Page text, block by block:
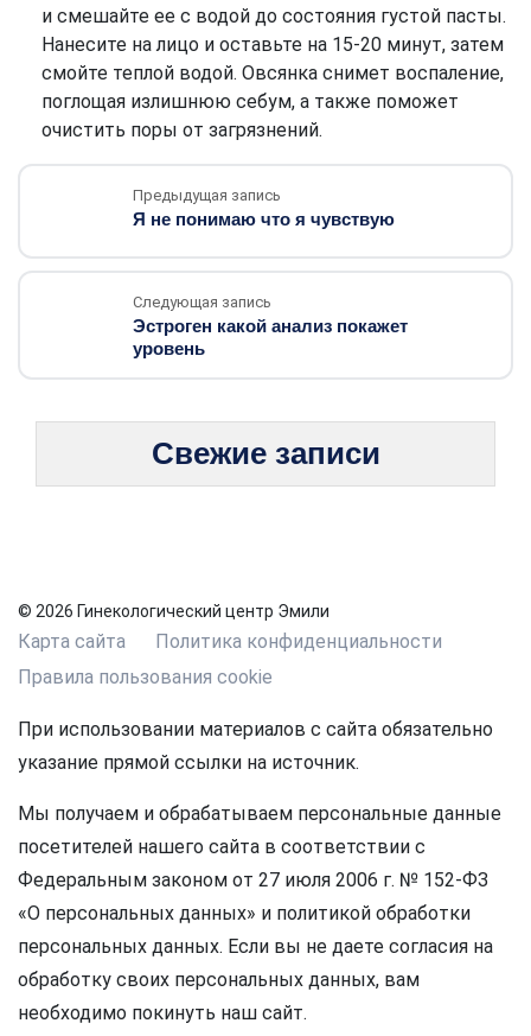
и смешайте ее с водой до состояния густой пасты.
Нанесите на лицо и оставьте на 15-20 минут, затем
смойте теплой водой. Овсянка снимет воспаление,
поглощая излишнюю себум, а также поможет
очистить поры от загрязнений.
Предыдущая запись
Я не понимаю что я чувствую
Следующая запись
Эстроген какой анализ покажет
уровень
Свежие записи
© 2026 Гинекологический центр Эмили
Карта сайта
Политика конфиденциальности
Правила пользования cookie
При использовании материалов с сайта обязательно
указание прямой ссылки на источник.
Мы получаем и обрабатываем персональные данные
посетителей нашего сайта в соответствии с
Федеральным законом от 27 июля 2006 г. № 152-ФЗ
«О персональных данных» и политикой обработки
персональных данных. Если вы не даете согласия на
обработку своих персональных данных, вам
необходимо покинуть наш сайт.